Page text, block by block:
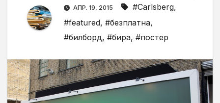
АПР. 19, 2015 #Carlsberg,
#featured, #безплатна,
#билборд, #бира, #постер